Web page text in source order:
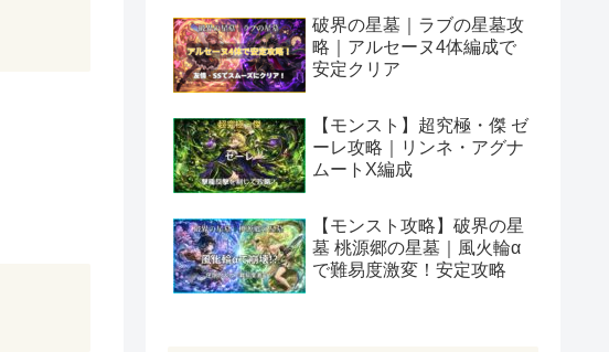
破界の星墓｜ラブの星墓攻
略｜アルセーヌ4体編成で
安定クリア
【モンスト】超究極・傑 ゼ
ーレ攻略｜リンネ・アグナ
ムートX編成
【モンスト攻略】破界の星
墓 桃源郷の星墓｜風火輪α
で難易度激変！安定攻略